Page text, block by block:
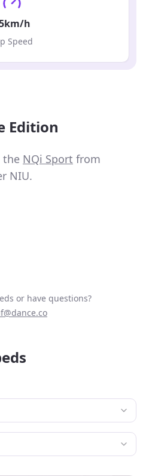
7 hours
Time
Edition
the NQi Sport from
NIU.
or have questions?